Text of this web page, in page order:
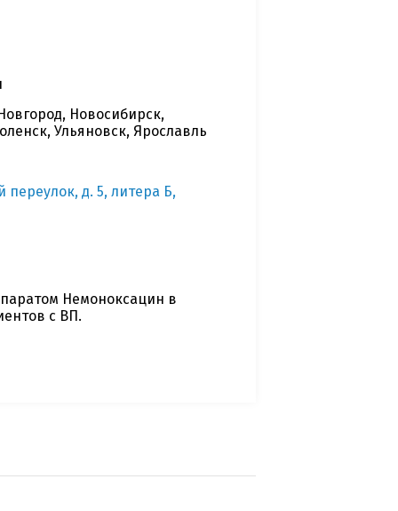
Новосибирск,
Ульяновск, Ярославль
переулок, д. 5, литера Б,
Немоноксацин в
с ВП.